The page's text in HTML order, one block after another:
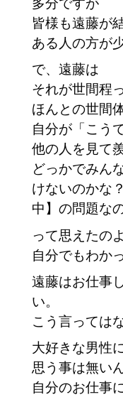
皆様も遠藤が
ある人の方が
で、遠藤は
それが世間程
ほんとの世間
自分が「こう
他の人を見て
どっかでみん
けないのかな
中】の問題な
って思えたのよ
自分でもわか
遠藤はお仕事
い。
こう言っては
大好きな男性
思う事は無い
自分のお仕事